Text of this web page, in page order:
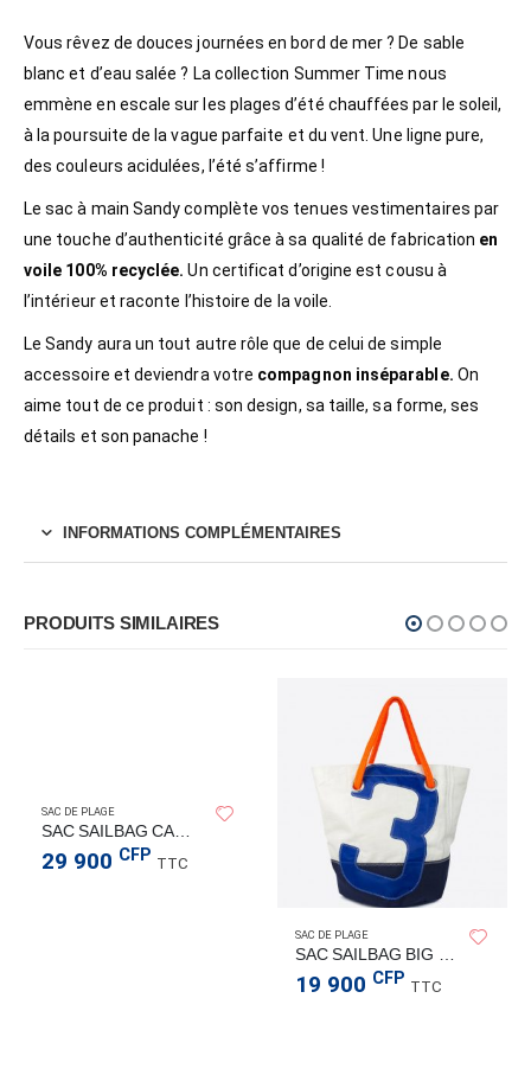
Vous rêvez de douces journées en bord de mer ? De sable
blanc et d’eau salée ? La collection Summer Time nous
emmène en escale sur les plages d’été chauffées par le soleil,
à la poursuite de la vague parfaite et du vent. Une ligne pure,
des couleurs acidulées, l’été s’affirme !
Le sac à main Sandy complète vos tenues vestimentaires par
une touche d’authenticité grâce à sa qualité de fabrication en
voile 100% recyclée. Un certificat d’origine est cousu à
l’intérieur et raconte l’histoire de la voile.
Le Sandy aura un tout autre rôle que de celui de simple
accessoire et deviendra votre compagnon inséparable. On
aime tout de ce produit : son design, sa taille, sa forme, ses
détails et son panache !
INFORMATIONS COMPLÉMENTAIRES
PRODUITS SIMILAIRES
SAC DE PLAGE
29 900 CFP TTC
SAC DE PLAGE
19 900 CFP TTC